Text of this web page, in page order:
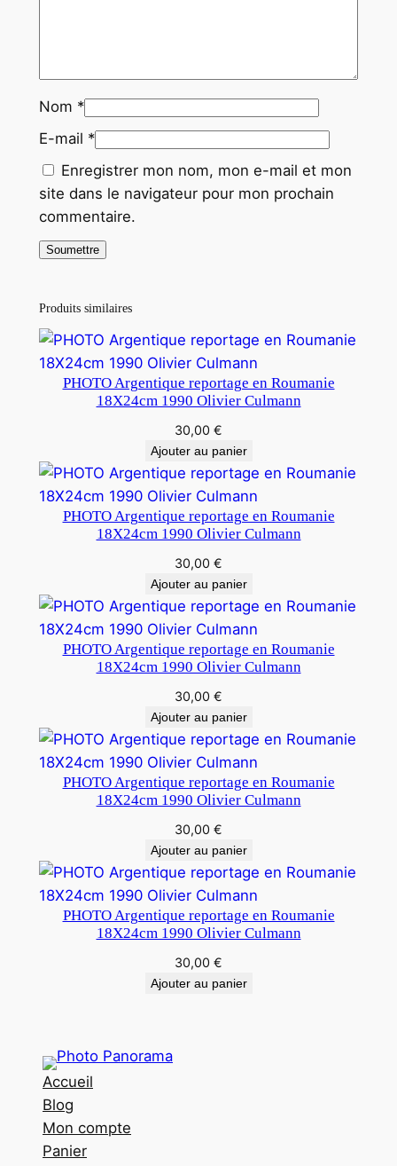
Nom *
E-mail *
Enregistrer mon nom, mon e-mail et mon
site dans le navigateur pour mon prochain
commentaire.
Produits similaires
PHOTO Argentique reportage en Roumanie
18X24cm 1990 Olivier Culmann
30,00 €
Ajouter au panier
PHOTO Argentique reportage en Roumanie
18X24cm 1990 Olivier Culmann
30,00 €
Ajouter au panier
PHOTO Argentique reportage en Roumanie
18X24cm 1990 Olivier Culmann
30,00 €
Ajouter au panier
PHOTO Argentique reportage en Roumanie
18X24cm 1990 Olivier Culmann
30,00 €
Ajouter au panier
PHOTO Argentique reportage en Roumanie
18X24cm 1990 Olivier Culmann
30,00 €
Ajouter au panier
Accueil
Blog
Mon compte
Panier